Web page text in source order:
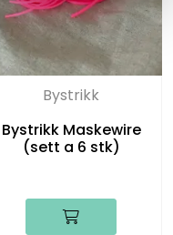
Bystrikk
Bystrikk Maskewire
(sett a 6 stk)